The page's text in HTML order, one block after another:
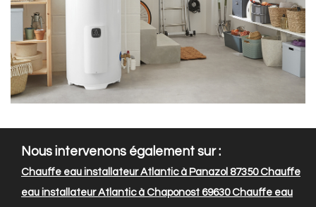
Nous intervenons également sur :
Chauffe eau installateur Atlantic à Panazol 87350Chauffe
eau installateur Atlantic à Chaponost 69630Chauffe eau